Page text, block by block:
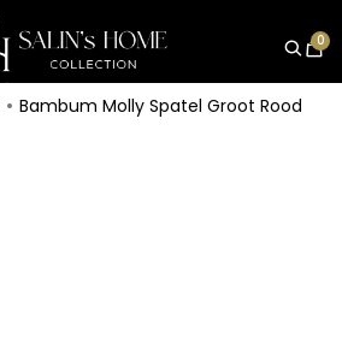
0
Bambum Molly Spatel Groot Rood